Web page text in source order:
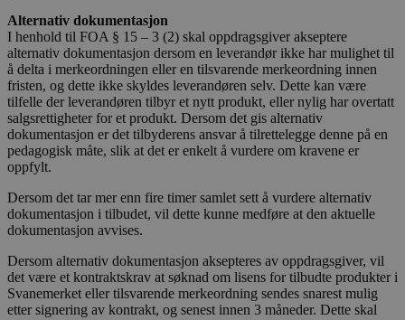
Alternativ dokumentasjon
I henhold til FOA § 15 – 3 (2) skal oppdragsgiver akseptere
alternativ dokumentasjon dersom en leverandør ikke har mulighet til
å delta i merkeordningen eller en tilsvarende merkeordning innen
fristen, og dette ikke skyldes leverandøren selv. Dette kan være
tilfelle der leverandøren tilbyr et nytt produkt, eller nylig har overtatt
salgsrettigheter for et produkt. Dersom det gis alternativ
dokumentasjon er det tilbyderens ansvar å tilrettelegge denne på en
pedagogisk måte, slik at det er enkelt å vurdere om kravene er
oppfylt.
Dersom det tar mer enn fire timer samlet sett å vurdere alternativ
dokumentasjon i tilbudet, vil dette kunne medføre at den aktuelle
dokumentasjon avvises.
Dersom alternativ dokumentasjon aksepteres av oppdragsgiver, vil
det være et kontraktskrav at søknad om lisens for tilbudte produkter i
Svanemerket eller tilsvarende merkeordning sendes snarest mulig
etter signering av kontrakt, og senest innen 3 måneder. Dette skal